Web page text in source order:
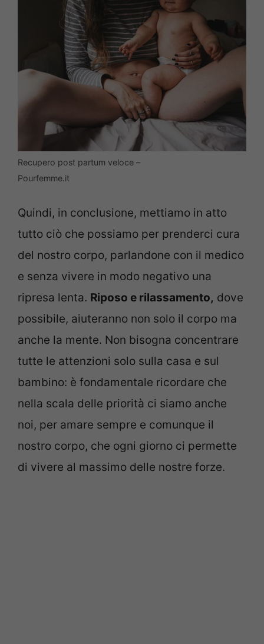
Recupero post partum veloce –
Pourfemme.it
Quindi, in conclusione, mettiamo in atto
tutto ciò che possiamo per prenderci cura
del nostro corpo, parlandone con il medico
e senza vivere in modo negativo una
ripresa lenta. Riposo e rilassamento, dove
possibile, aiuteranno non solo il corpo ma
anche la mente. Non bisogna concentrare
tutte le attenzioni solo sulla casa e sul
bambino: è fondamentale ricordare che
nella scala delle priorità ci siamo anche
noi, per amare sempre e comunque il
nostro corpo, che ogni giorno ci permette
di vivere al massimo delle nostre forze.